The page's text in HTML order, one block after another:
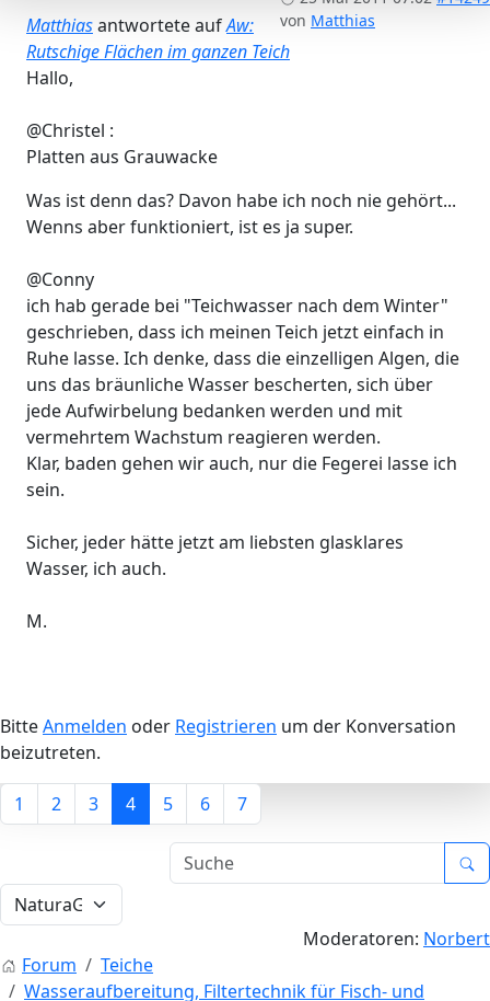
von Matthias
Matthiasantwortete aufAw:
Rutschige Flächen im ganzen Teich
Hallo,
@Christel :
Platten aus Grauwacke
Was ist denn das? Davon habe ich noch nie gehört...
Wenns aber funktioniert, ist es ja super.
@Conny
ich hab gerade bei "Teichwasser nach dem Winter"
geschrieben, dass ich meinen Teich jetzt einfach in
Ruhe lasse. Ich denke, dass die einzelligen Algen, die
uns das bräunliche Wasser bescherten, sich über
jede Aufwirbelung bedanken werden und mit
vermehrtem Wachstum reagieren werden.
Klar, baden gehen wir auch, nur die Fegerei lasse ich
sein.
Sicher, jeder hätte jetzt am liebsten glasklares
Wasser, ich auch.
M.
BitteAnmelden oder Registrieren um der Konversation
beizutreten.
1 2 3 4 5 6 7
Moderatoren: Norbert
Forum
Teiche
Wasseraufbereitung, Filtertechnik für Fisch- und